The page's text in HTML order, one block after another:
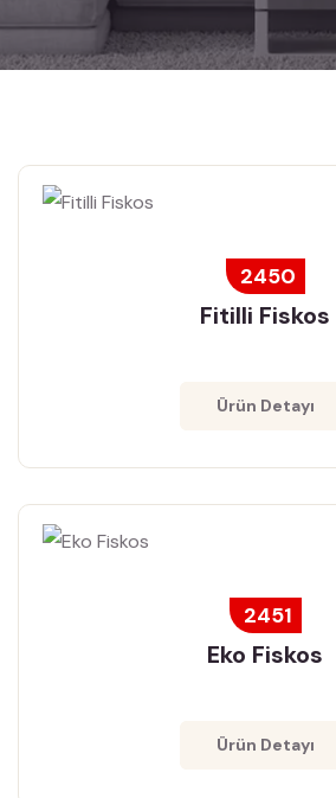
2450
Fitilli Fiskos
Ürün Detayı
2451
Eko Fiskos
Ürün Detayı